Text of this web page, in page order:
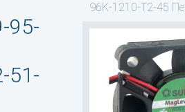
95-
51-
96K-1210-T2-45